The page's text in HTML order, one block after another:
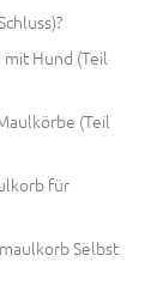
Hund (Teil
(Teil
für
Selbst